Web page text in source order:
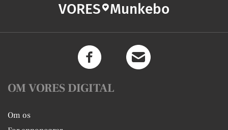
VORES Munkebo
OM VORES DIGITAL
Om os